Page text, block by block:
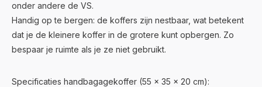
onder andere de VS.
Handig op te bergen: de koffers zijn nestbaar, wat betekent
dat je de kleinere koffer in de grotere kunt opbergen. Zo
bespaar je ruimte als je ze niet gebruikt.
Specificaties handbagagekoffer (55 x 35 x 20 cm):